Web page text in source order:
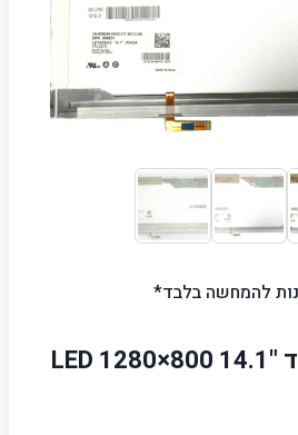
להמחשה בלבד*
מסך למחשב נייד "14.1 LED 1280×800